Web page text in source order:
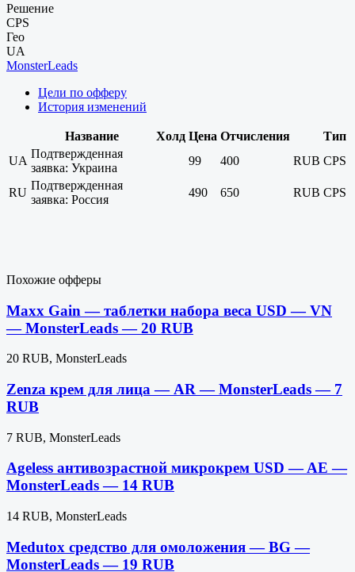
Решение
CPS
Гео
UA
MonsterLeads
Цели по офферу
История изменений
Название Холд Цена Отчисления
Тип
UA
Подтвержденная
заявка: Украина
99 400 RUB CPS
RU
Подтвержденная
заявка: Россия
490 650 RUB CPS
Похожие офферы
Maxx Gain — таблетки набора веса USD — VN
— MonsterLeads — 20 RUB
20 RUB, MonsterLeads
Zenza крем для лица — AR — MonsterLeads — 7
RUB
7 RUB, MonsterLeads
Ageless антивозрастной микрокрем USD — AE —
MonsterLeads — 14 RUB
14 RUB, MonsterLeads
Medutox средство для омоложения — BG —
MonsterLeads — 19 RUB